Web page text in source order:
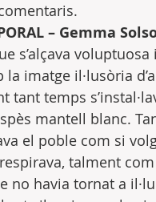
– Gemma
s’alçava
imatge il·lusòria
tant temps
mantell blanc.
el poble com si
talment
no havia tornat a